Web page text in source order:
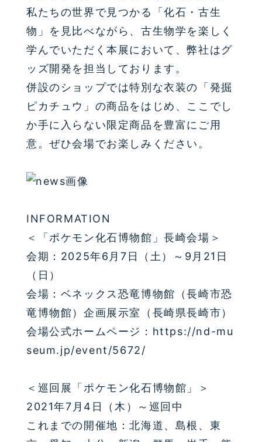
私たちの世界で見つかる「化石・古生
物」を見比べながら、古生物学を楽しく
学んでいただく本展において、弊社はグ
ッズ開発を担当しております。
併設のショップでは特別な衣装の「発掘
ピカチュウ」の商品をはじめ、ここでし
か手に入らない限定商品を豊富にご用
意。ぜひ会場でお楽しみください。
INFORMATION
＜「ポケモン化石博物館」長崎会場＞
会期：2025年6月7日（土）～9月21日
（日）
会場：ベネックス恐竜博物館（長崎市恐
竜博物館）企画展示室（長崎県長崎市）
会場公式ホームページ：https://nd-mu
seum.jp/event/5672/
＜巡回展「ポケモン化石博物館」＞
2021年7月4日（木）～巡回中
これまでの開催地：北海道、島根、東